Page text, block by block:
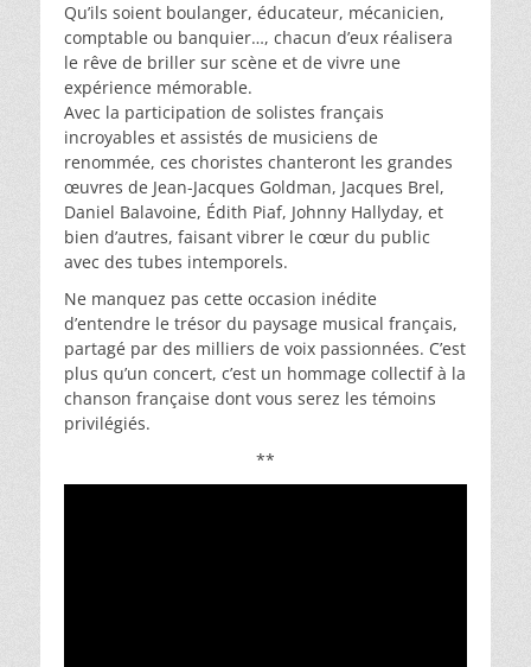
Qu’ils soient boulanger, éducateur, mécanicien,
comptable ou banquier…, chacun d’eux réalisera
le rêve de briller sur scène et de vivre une
expérience mémorable.
Avec la participation de solistes français
incroyables et assistés de musiciens de
renommée, ces choristes chanteront les grandes
œuvres de Jean-Jacques Goldman, Jacques Brel,
Daniel Balavoine, Édith Piaf, Johnny Hallyday, et
bien d’autres, faisant vibrer le cœur du public
avec des tubes intemporels.
Ne manquez pas cette occasion inédite
d’entendre le trésor du paysage musical français,
partagé par des milliers de voix passionnées. C’est
plus qu’un concert, c’est un hommage collectif à la
chanson française dont vous serez les témoins
privilégiés.
**